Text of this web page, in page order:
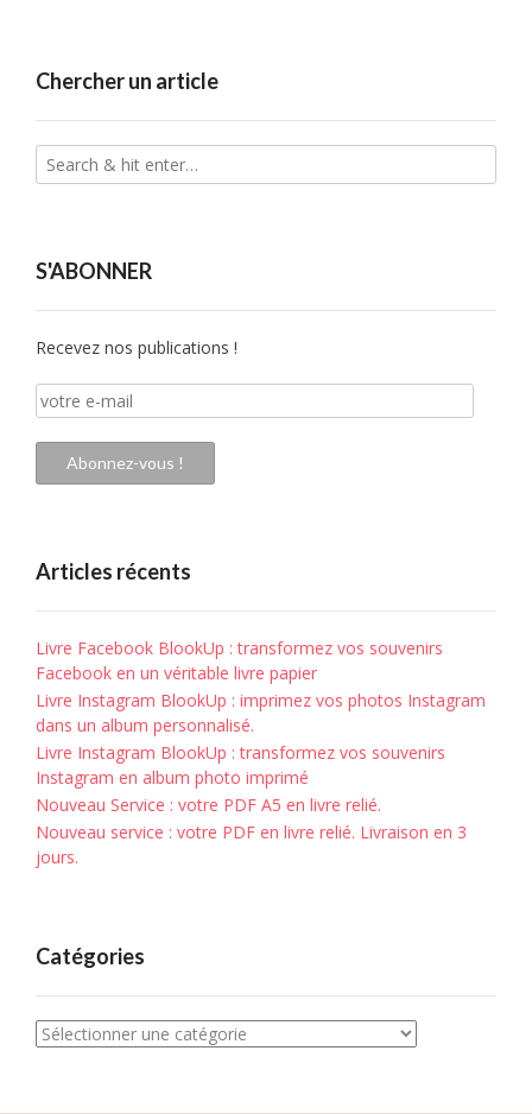
Chercher un article
S'ABONNER
Recevez nos publications !
votre
e-
mail
Abonnez-vous !
Articles récents
Livre Facebook BlookUp : transformez vos souvenirs
Facebook en un véritable livre papier
Livre Instagram BlookUp : imprimez vos photos Instagram
dans un album personnalisé.
Livre Instagram BlookUp : transformez vos souvenirs
Instagram en album photo imprimé
Nouveau Service : votre PDF A5 en livre relié.
Nouveau service : votre PDF en livre relié. Livraison en 3
jours.
Catégories
Catégories